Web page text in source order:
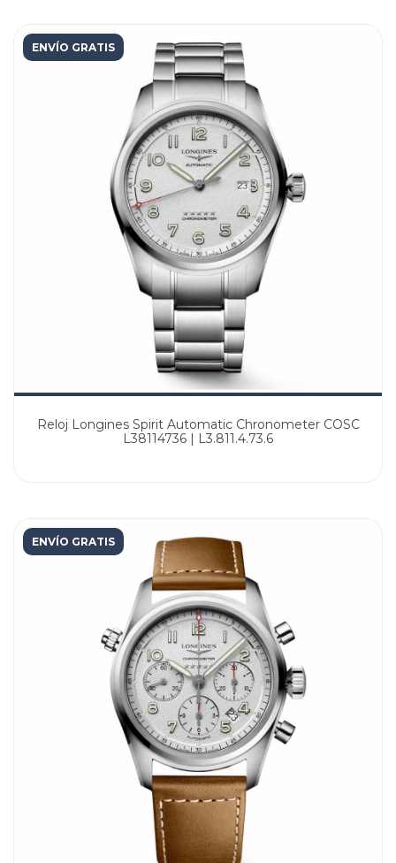
ENVÍO GRATIS
Reloj Longines Spirit Automatic Chronometer COSC
L38114736 | L3.811.4.73.6
ENVÍO GRATIS